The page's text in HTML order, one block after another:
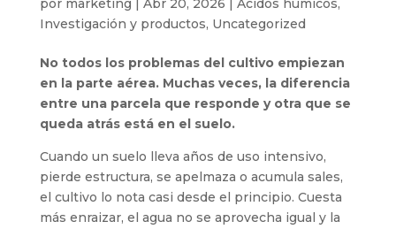
por marketing Abr 20, 2026 Ácidos húmicos,
Investigación y productos, Uncategorized
No todos los problemas del cultivo empiezan
en la parte aérea. Muchas veces, la diferencia
entre una parcela que responde y otra que se
queda atrás está en el suelo.
Cuando un suelo lleva años de uso intensivo,
pierde estructura, se apelmaza o acumula sales,
el cultivo lo nota casi desde el principio. Cuesta
más enraizar, el agua no se aprovecha igual y la